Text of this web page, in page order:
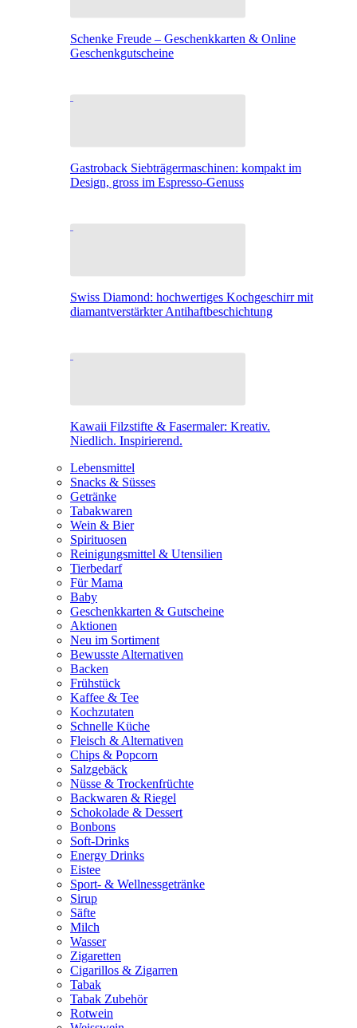
Schenke Freude – Geschenkkarten & Online
Geschenkgutscheine
Gastroback Siebträgermaschinen: kompakt im
Design, gross im Espresso-Genuss
Swiss Diamond: hochwertiges Kochgeschirr mit
diamantverstärkter Antihaftbeschichtung
Kawaii Filzstifte & Fasermaler: Kreativ.
Niedlich. Inspirierend.
Lebensmittel
Snacks & Süsses
Getränke
Tabakwaren
Wein & Bier
Spirituosen
Reinigungsmittel & Utensilien
Tierbedarf
Für Mama
Baby
Geschenkkarten & Gutscheine
Aktionen
Neu im Sortiment
Bewusste Alternativen
Backen
Frühstück
Kaffee & Tee
Kochzutaten
Schnelle Küche
Fleisch & Alternativen
Chips & Popcorn
Salzgebäck
Nüsse & Trockenfrüchte
Backwaren & Riegel
Schokolade & Dessert
Bonbons
Soft-Drinks
Energy Drinks
Eistee
Sport- & Wellnessgetränke
Sirup
Säfte
Milch
Wasser
Zigaretten
Cigarillos & Zigarren
Tabak
Tabak Zubehör
Rotwein